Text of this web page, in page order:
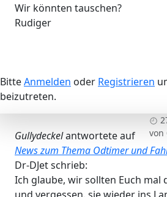
Wir könnten tauschen?
Rudiger
BitteAnmelden oder Registrieren
beizutreten.
von
Gullydeckelantwortete auf
News zum Thema Odtimer und
Dr-DJet schrieb:
Ich glaube, wir sollten Euch mal